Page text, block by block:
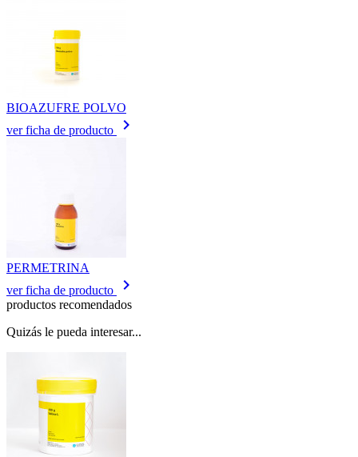
BIOAZUFRE POLVO
ver ficha de producto
keyboard_arrow_right
PERMETRINA
ver ficha de producto
keyboard_arrow_right
productos recomendados
Quizás le pueda interesar...